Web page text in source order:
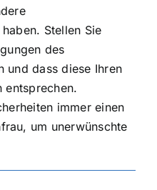
Stellen Sie
des
und dass diese Ihren
entsprechen.
immer einen
um unerwünschte